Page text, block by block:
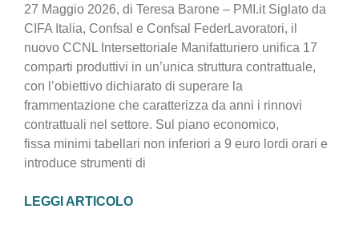
27 Maggio 2026, di Teresa Barone – PMI.it Siglato da
CIFA Italia, Confsal e Confsal FederLavoratori, il
nuovo CCNL Intersettoriale Manifatturiero unifica 17
comparti produttivi in un’unica struttura contrattuale,
con l’obiettivo dichiarato di superare la
frammentazione che caratterizza da anni i rinnovi
contrattuali nel settore. Sul piano economico,
fissa minimi tabellari non inferiori a 9 euro lordi orari e
introduce strumenti di
LEGGI ARTICOLO